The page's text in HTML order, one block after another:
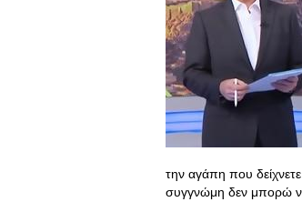
την αγάπη που
συγγνώμη δεν μπορώ